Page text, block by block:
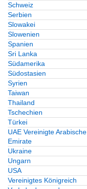
Schweiz
Serbien
Slowakei
Slowenien
Spanien
Sri Lanka
Südamerika
Südostasien
Syrien
Taiwan
Thailand
Tschechien
Türkei
UAE Vereinigte Arabische
Emirate
Ukraine
Ungarn
USA
Vereinigtes Königreich